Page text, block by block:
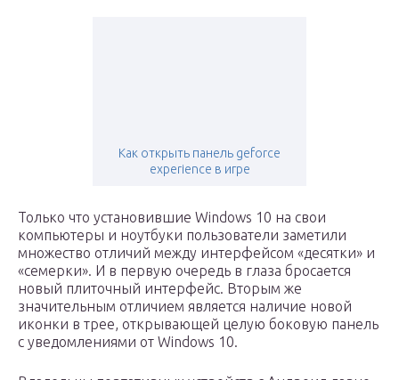
Как открыть панель geforce
experience в игре
Только что установившие Windows 10 на свои
компьютеры и ноутбуки пользователи заметили
множество отличий между интерфейсом «десятки» и
«семерки». И в первую очередь в глаза бросается
новый плиточный интерфейс. Вторым же
значительным отличием является наличие новой
иконки в трее, открывающей целую боковую панель
с уведомлениями от Windows 10.